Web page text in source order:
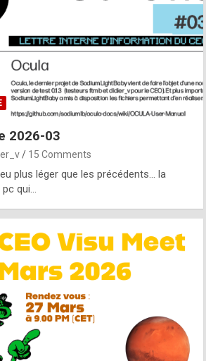
2026-03
15 Comments
plus léger que les précédents… la
qui…